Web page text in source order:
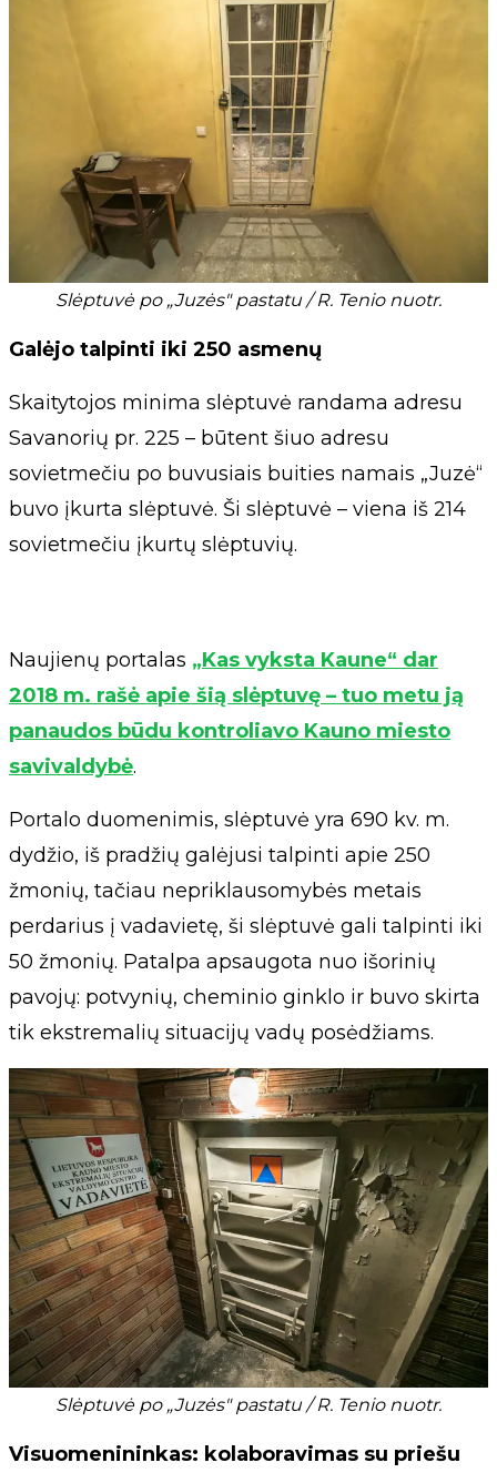
Slėptuvė po „Juzės" pastatu / R. Tenio nuotr.
Galėjo talpinti iki 250 asmenų
Skaitytojos minima slėptuvė randama adresu
Savanorių pr. 225 – būtent šiuo adresu
sovietmečiu po buvusiais buities namais „Juzė“
buvo įkurta slėptuvė. Ši slėptuvė – viena iš 214
sovietmečiu įkurtų slėptuvių.
Naujienų portalas „Kas vyksta Kaune“ dar
2018 m. rašė apie šią slėptuvę – tuo metu ją
panaudos būdu kontroliavo Kauno miesto
savivaldybė.
Portalo duomenimis, slėptuvė yra 690 kv. m.
dydžio, iš pradžių galėjusi talpinti apie 250
žmonių, tačiau nepriklausomybės metais
perdarius į vadavietę, ši slėptuvė gali talpinti iki
50 žmonių. Patalpa apsaugota nuo išorinių
pavojų: potvynių, cheminio ginklo ir buvo skirta
tik ekstremalių situacijų vadų posėdžiams.
Slėptuvė po „Juzės" pastatu / R. Tenio nuotr.
Visuomenininkas: kolaboravimas su priešu